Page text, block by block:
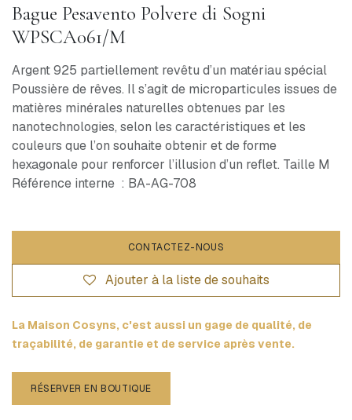
Bague Pesavento Polvere di Sogni
WPSCA061/M
Argent 925 partiellement revêtu d’un matériau spécial
Poussière de rêves. Il s’agit de microparticules issues de
matières minérales naturelles obtenues par les
nanotechnologies, selon les caractéristiques et les
couleurs que l’on souhaite obtenir et de forme
hexagonale pour renforcer l’illusion d’un reflet. Taille M
Référence interne : BA-AG-708
CONTACTEZ-NOUS
Ajouter à la liste de souhaits
La Maison Cosyns, c'est aussi un gage de qualité, de
traçabilité, de garantie et de service après vente.
RÉSERVER EN BOUTIQUE